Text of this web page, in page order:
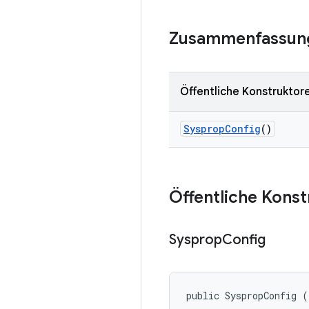
Öffentliche
SyspropConfig()
Öffentliche
SyspropConfig
public SyspropConfig